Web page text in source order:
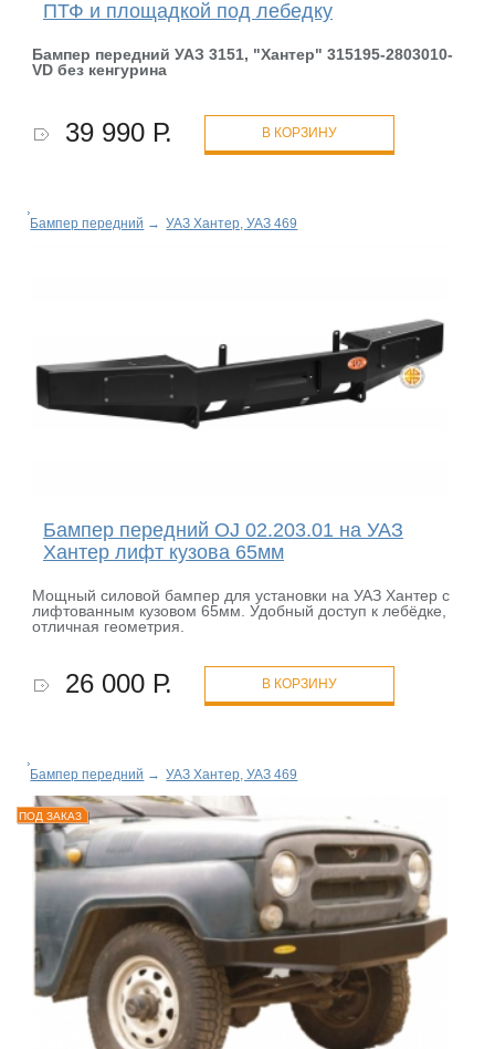
ПТФ и площадкой под лебедку
Бампер передний УАЗ 3151, "Хантер" 315195-2803010-
VD без кенгурина
39 990 Р. В КОРЗИНУ
Бампер передний → УАЗ Хантер, УАЗ 469
Бампер передний OJ 02.203.01 на УАЗ
Хантер лифт кузова 65мм
Мощный силовой бампер для установки на УАЗ Хантер с
лифтованным кузовом 65мм. Удобный доступ к лебёдке,
отличная геометрия.
26 000 Р. В КОРЗИНУ
Бампер передний → УАЗ Хантер, УАЗ 469
ПОД ЗАКАЗ